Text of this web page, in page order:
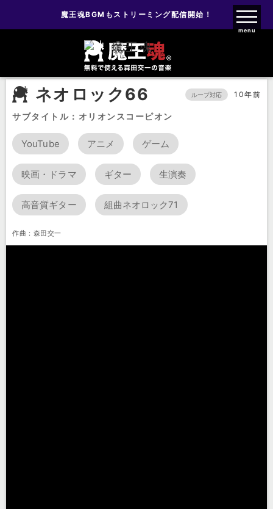
魔王魂ファンクラブ
魔王魂BGMもストリーミング配信開始！
menu
ネオロック ネオロック66
ネオロック66 ループ対応 10年前
サブタイトル：オリオンスコーピオン
YouTube アニメ ゲーム
映画・ドラマ ギター 生演奏
高音質ギター 組曲ネオロック71
作曲：森田交一